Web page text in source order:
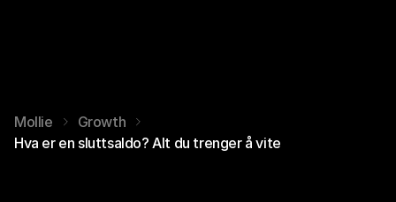
Mollie
Growth
Hva er en sluttsaldo? Alt du trenger å vite